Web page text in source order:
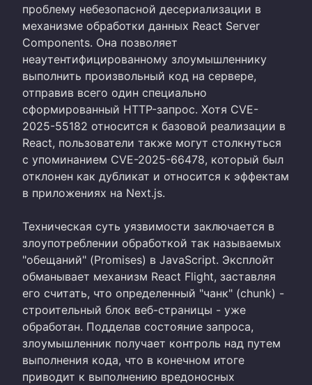
проблему небезопасной десериализации в
механизме обработки данных React Server
Components. Она позволяет
неаутентифицированному злоумышленнику
выполнить произвольный код на сервере,
отправив всего один специально
сформированный HTTP-запрос. Хотя CVE-
2025-55182 относится к базовой реализации в
React, пользователи также могут столкнуться
с упоминанием CVE-2025-66478, который был
отклонен как дубликат и относится к эффектам
в приложениях на Next.js.
Техническая суть уязвимости заключается в
злоупотреблении обработкой так называемых
"обещаний" (Promises) в JavaScript. Эксплойт
обманывает механизм React Flight, заставляя
его считать, что определенный "чанк" (chunk) -
строительный блок веб-страницы - уже
обработан. Подделав состояние запроса,
злоумышленник получает контроль над путем
выполнения кода, что в конечном итоге
приводит к выполнению вредоносных